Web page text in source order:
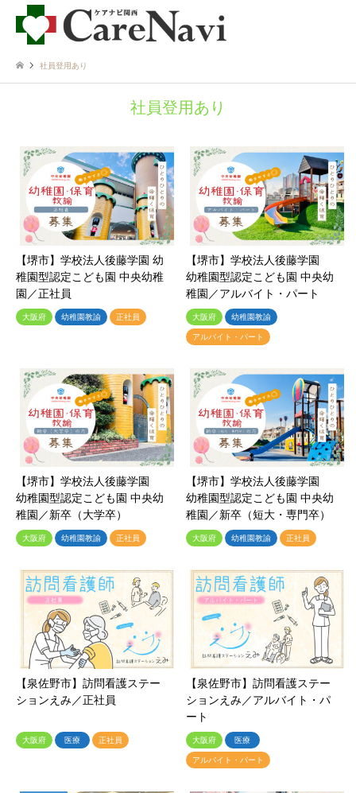
社員登用あり
社員登用あり
【堺市】学校法人後藤学園 幼
稚園型認定こども園 中央幼稚
園／正社員
大阪府 幼稚園教諭 正社員
【堺市】学校法人後藤学園
幼稚園型認定こども園 中央幼
稚園／アルバイト・パート
大阪府 幼稚園教諭
アルバイト・パート
【堺市】学校法人後藤学園
幼稚園型認定こども園 中央幼
稚園／新卒（大学卒）
大阪府 幼稚園教諭 正社員
【堺市】学校法人後藤学園
幼稚園型認定こども園 中央幼
稚園／新卒（短大・専門卒）
大阪府 幼稚園教諭 正社員
【泉佐野市】訪問看護ステー
ションえみ／正社員
大阪府 医療 正社員
【泉佐野市】訪問看護ステー
ションえみ／アルバイト・パ
ート
大阪府 医療
アルバイト・パート